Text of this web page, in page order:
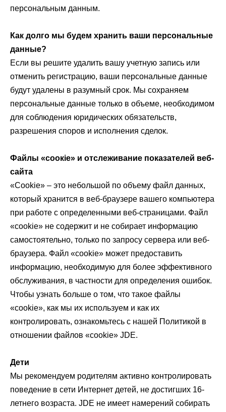
персональным данным.
Как долго мы будем хранить ваши персональные
данные?
Если вы решите удалить вашу учетную запись или
отменить регистрацию, ваши персональные данные
будут удалены в разумный срок. Мы сохраняем
персональные данные только в объеме, необходимом
для соблюдения юридических обязательств,
разрешения споров и исполнения сделок.
Файлы «соокіе» и отслеживание показателей веб-
сайта
«Cookie» – это небольшой по объему файл данных,
который хранится в веб-браузере вашего компьютера
при работе с определенными веб-страницами. Файл
«cookie» не содержит и не собирает информацию
самостоятельно, только по запросу сервера или веб-
браузера. Файл «cookie» может предоставить
информацию, необходимую для более эффективного
обслуживания, в частности для определения ошибок.
Чтобы узнать больше о том, что такое файлы
«cookie», как мы их используем и как их
контролировать, ознакомьтесь с нашей Политикой в
отношении файлов «cookie» JDE.
Дети
Мы рекомендуем родителям активно контролировать
поведение в сети Интернет детей, не достигших 16-
летнего возраста. JDE не имеет намерений собирать